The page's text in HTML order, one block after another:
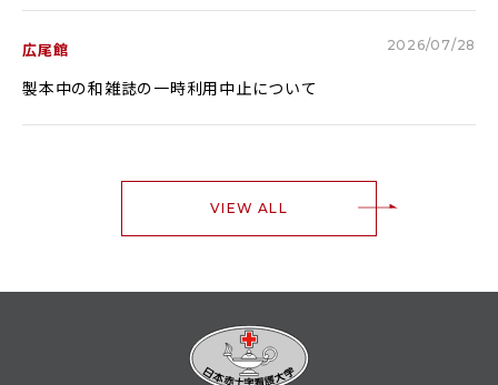
広尾館 2026/07/28
製本中の和雑誌の一時利用中止について
VIEW ALL